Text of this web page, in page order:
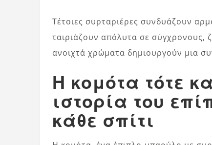
Τέτοιες συρταριέρες συνδυάζουν
ταιριάζουν απόλυτα σε σύγχρονους,
ανοιχτά χρώματα δημιουργούν μια
Η κομότα τότε
ιστορία του
κάθε σπίτι